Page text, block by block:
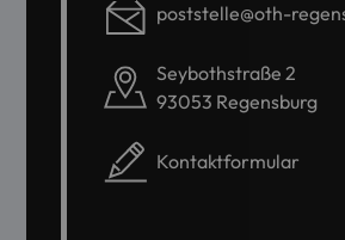
poststelle@oth-
Seybothstraße 2
93053 Regensburg
Kontaktformular